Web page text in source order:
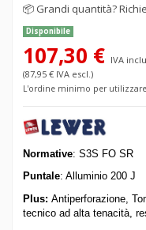
📦 Grandi quantità?
Disponibile
107,30 € IVA
(87,95 € IVA escl.)
L'ordine minimo per
Normative: S3S FO SR
Puntale: Alluminio 200 J
Plus: Antiperforazione,
tecnico ad alta tenacità,